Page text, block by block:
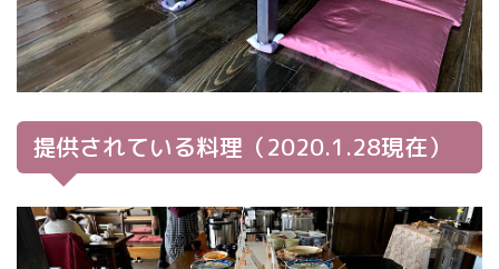
提供されている料理（2020.1.28現在）